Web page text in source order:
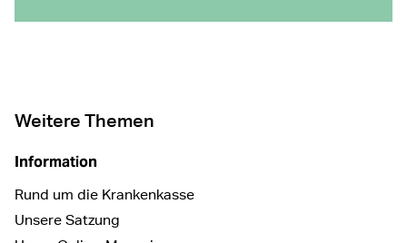
Weitere Themen
Information
Rund um die Krankenkasse
Unsere Satzung